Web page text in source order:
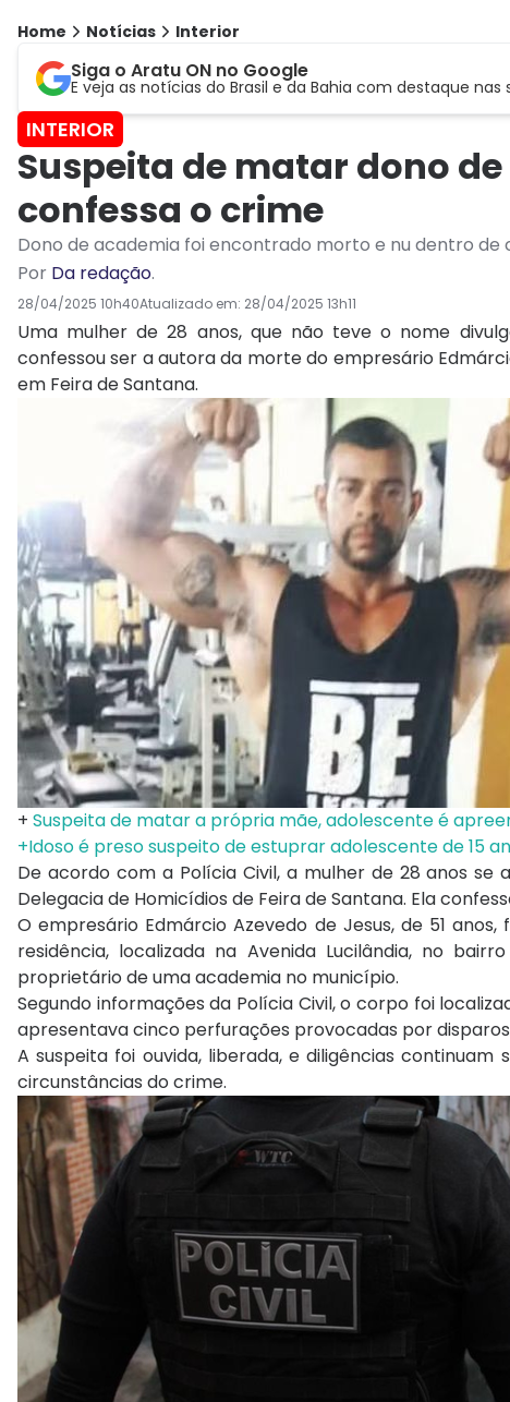
Home Notícias Interior
Siga o Aratu ON no Google
E veja as notícias do Brasil e da Bahia com destaque nas
INTERIOR
Suspeita de matar dono
confessa o crime
Dono de academia foi encontrado morto e nu dentro de
Por Da redação.
28/04/2025 10h40Atualizado em: 28/04/2025 13h11
Uma mulher de 28 anos, que não teve o nome
confessou ser a autora da morte do empresário
em Feira de Santana.
+ Suspeita de matar a própria mãe, adolescente é
+Idoso é preso suspeito de estuprar adolescente de 15
De acordo com a Polícia Civil, a mulher de 28 anos
Delegacia de Homicídios de Feira de Santana. Ela
O empresário Edmárcio Azevedo de Jesus, de 51
residência, localizada na Avenida Lucilândia, no
proprietário de uma academia no município.
Segundo informações da Polícia Civil, o corpo foi
apresentava cinco perfurações provocadas por
A suspeita foi ouvida, liberada, e diligências
circunstâncias do crime.